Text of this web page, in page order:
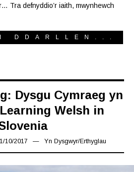
Tra defnyddio’r iaith, mwynhewch
I DDARLLEN...
Dysgu Cymraeg yn
Welsh in
10/2017 15/03/2019
Yn Dysgwyr/Erthyglau